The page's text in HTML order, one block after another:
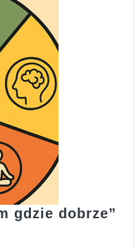
gdzie dobrze”